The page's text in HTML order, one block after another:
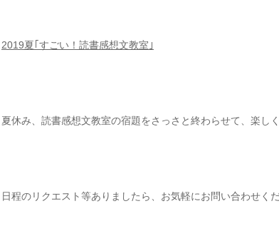
2019夏｢すごい！読書感想文教室｣
夏休み、読書感想文教室の宿題をさっさと終わらせて、楽し
日程のリクエスト等ありましたら、お気軽にお問い合わせくだ